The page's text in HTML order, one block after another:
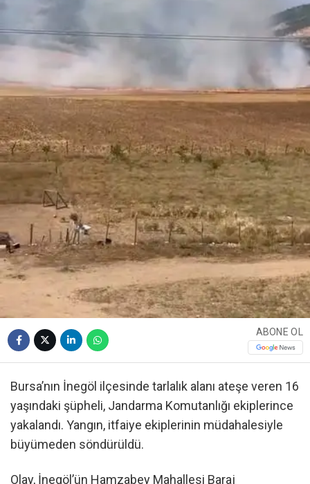
ABONE OL
Bursa’nın İnegöl ilçesinde tarlalık alanı ateşe veren 16
yaşındaki şüpheli, Jandarma Komutanlığı ekiplerince
yakalandı. Yangın, itfaiye ekiplerinin müdahalesiyle
büyümeden söndürüldü.
Olay, İnegöl’ün Hamzabey Mahallesi Baraj